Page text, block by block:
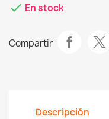
check En stock
Compartir
Descripción